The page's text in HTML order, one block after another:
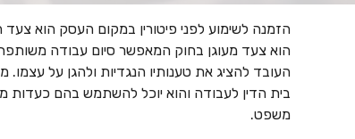
הזמנה לשימוע לפני פיטורין במקום העסק הוא
הוא צעד מעוגן בחוק המאפשר סיום עבודה
העובד להציג את טענותיו הנגדיות ולהגן על
בית הדין לעבודה והוא יוכל להשתמש בהם כעדות
משפט.